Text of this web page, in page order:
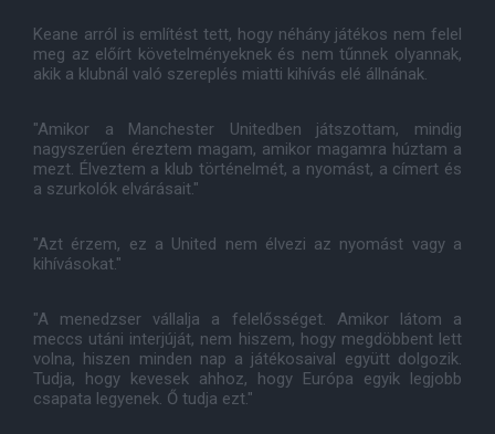
Keane arról is említést tett, hogy néhány játékos nem felel
meg az előírt követelményeknek és nem tűnnek olyannak,
akik a klubnál való szereplés miatti kihívás elé állnának.
"Amikor a Manchester Unitedben játszottam, mindig
nagyszerűen éreztem magam, amikor magamra húztam a
mezt. Élveztem a klub történelmét, a nyomást, a címert és
a szurkolók elvárásait."
"Azt érzem, ez a United nem élvezi az nyomást vagy a
kihívásokat."
"A menedzser vállalja a felelősséget. Amikor látom a
meccs utáni interjúját, nem hiszem, hogy megdöbbent lett
volna, hiszen minden nap a játékosaival együtt dolgozik.
Tudja, hogy kevesek ahhoz, hogy Európa egyik legjobb
csapata legyenek. Ő tudja ezt."